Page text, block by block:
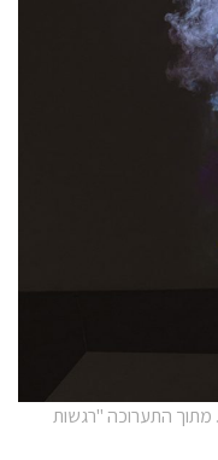
מירי סגל, After Life on Mars, 2018-2019. מתוך התערוכה "רגשות